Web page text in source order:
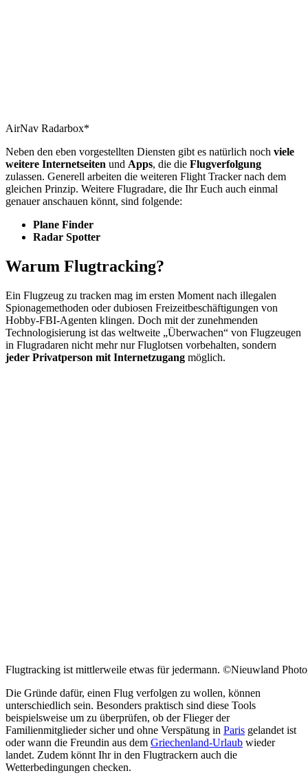
AirNav Radarbox*
Neben den eben vorgestellten Diensten gibt es natürlich noch viele
weitere Internetseiten und Apps, die die Flugverfolgung
zulassen. Generell arbeiten die weiteren Flight Tracker nach dem
gleichen Prinzip. Weitere Flugradare, die Ihr Euch auch einmal
genauer anschauen könnt, sind folgende:
Plane Finder
Radar Spotter
Warum Flugtracking?
Ein Flugzeug zu tracken mag im ersten Moment nach illegalen
Spionagemethoden oder dubiosen Freizeitbeschäftigungen von
Hobby-FBI-Agenten klingen. Doch mit der zunehmenden
Technologisierung ist das weltweite „Überwachen“ von Flugzeugen
in Flugradaren nicht mehr nur Fluglotsen vorbehalten, sondern
jeder Privatperson mit Internetzugang möglich.
Flugtracking ist mittlerweile etwas für jedermann. ©Nieuwland
Die Gründe dafür, einen Flug verfolgen zu wollen, können
unterschiedlich sein. Besonders praktisch sind diese Tools
beispielsweise um zu überprüfen, ob der Flieger der
Familienmitglieder sicher und ohne Verspätung in Paris gelandet ist
oder wann die Freundin aus dem Griechenland-Urlaub wieder
landet. Zudem könnt Ihr in den Flugtrackern auch die
Wetterbedingungen checken.